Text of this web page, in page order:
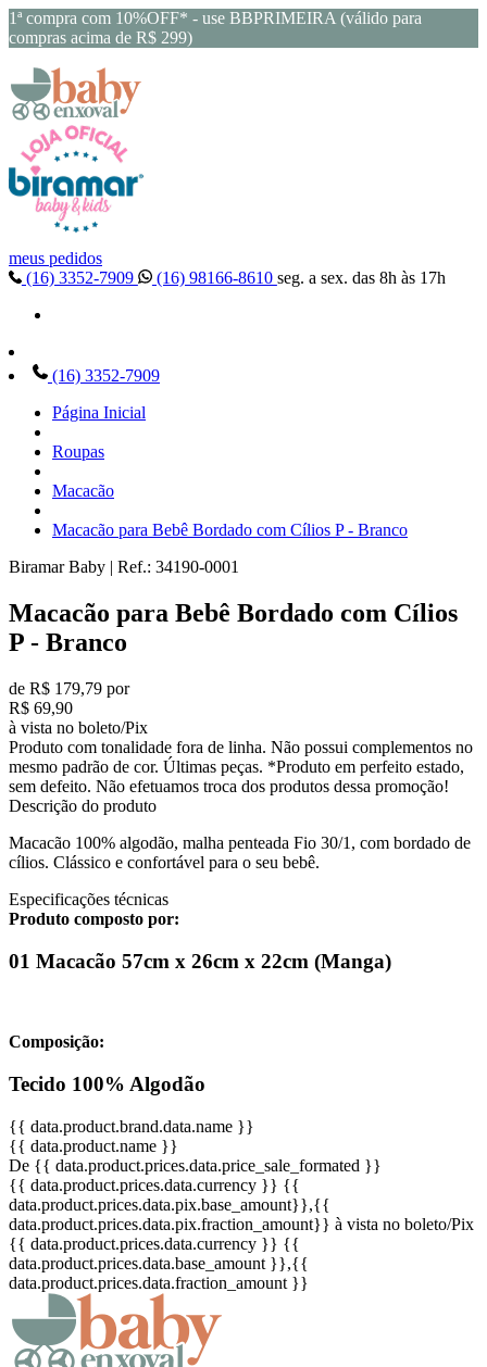
1ª compra com 10%OFF* - use BBPRIMEIRA (válido para
compras acima de R$ 299)
meus pedidos
(16) 3352-7909
(16) 98166-8610 seg. a sex. das 8h às 17h
(16) 3352-7909
Página Inicial
Roupas
Macacão
Macacão para Bebê Bordado com Cílios P - Branco
Biramar Baby | Ref.: 34190-0001
Macacão para Bebê Bordado com Cílios
P - Branco
de R$ 179,79 por
R$ 69,90
à vista no boleto/Pix
Produto com tonalidade fora de linha. Não possui complementos no
mesmo padrão de cor. Últimas peças. *Produto em perfeito estado,
sem defeito. Não efetuamos troca dos produtos dessa promoção!
Descrição do produto
Macacão 100% algodão, malha penteada Fio 30/1, com bordado de
cílios. Clássico e confortável para o seu bebê.
Especificações técnicas
Produto composto por:
01 Macacão 57cm x 26cm x 22cm (Manga)
Composição:
Tecido 100% Algodão
{{ data.product.brand.data.name }}
{{ data.product.name }}
De {{ data.product.prices.data.price_sale_formated }}
{{ data.product.prices.data.currency }} {{
data.product.prices.data.pix.base_amount}},{{
data.product.prices.data.pix.fraction_amount}} à vista no boleto/Pix
{{ data.product.prices.data.currency }} {{
data.product.prices.data.base_amount }},{{
data.product.prices.data.fraction_amount }}